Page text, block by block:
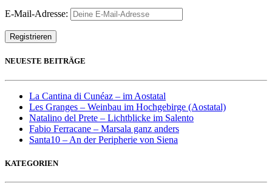
E-Mail-Adresse:
NEUESTE BEITRÄGE
La Cantina di Cunéaz – im Aostatal
Les Granges – Weinbau im Hochgebirge (Aostatal)
Natalino del Prete – Lichtblicke im Salento
Fabio Ferracane – Marsala ganz anders
Santa10 – An der Peripherie von Siena
KATEGORIEN